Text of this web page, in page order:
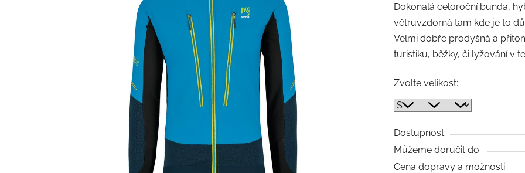
je
0,0
z
5
Dokonalá celoroční bunda,
větruvzdorná tam kde je to
Velmi dobře prodyšná a
turistiku, běžky, či lyžování v
Zvolte velikost:
Dostupnost
Můžeme doručit do:
Cena dopravy a možnosti